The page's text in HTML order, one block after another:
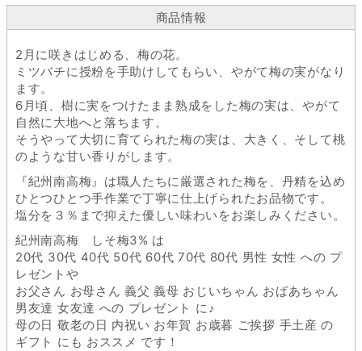
商品情報
2月に咲きはじめる、梅の花。
ミツバチに授粉を手助けしてもらい、やがて梅の実がなり
ます。
6月頃、樹に実をつけたまま熟成をした梅の実は、やがて
自然に大地へと落ちます。
そうやって大切に育てられた梅の実は、大きく、そして桃
のような甘い香りがします。
『紀州南高梅』は職人たちに厳選された梅を、丹精を込め
ひとつひとつ手作業で丁寧に仕上げられたお品物です。
塩分を３％まで抑えた優しい味わいをお楽しみください。
紀州南高梅 しそ梅3% は
20代 30代 40代 50代 60代 70代 80代 男性 女性 への プ
レゼントや
お父さん お母さん 義父 義母 おじいちゃん おばあちゃん
男友達 女友達 への プレゼント に♪
母の日 敬老の日 内祝い お年賀 お歳暮 ご挨拶 手土産 の
ギフト にも おススメ です！